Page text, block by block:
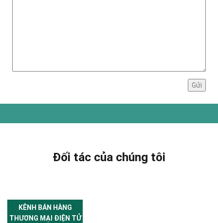
Đối tác của chúng tôi
KÊNH BÁN HÀNG
THƯƠNG MẠI ĐIỆN TỬ